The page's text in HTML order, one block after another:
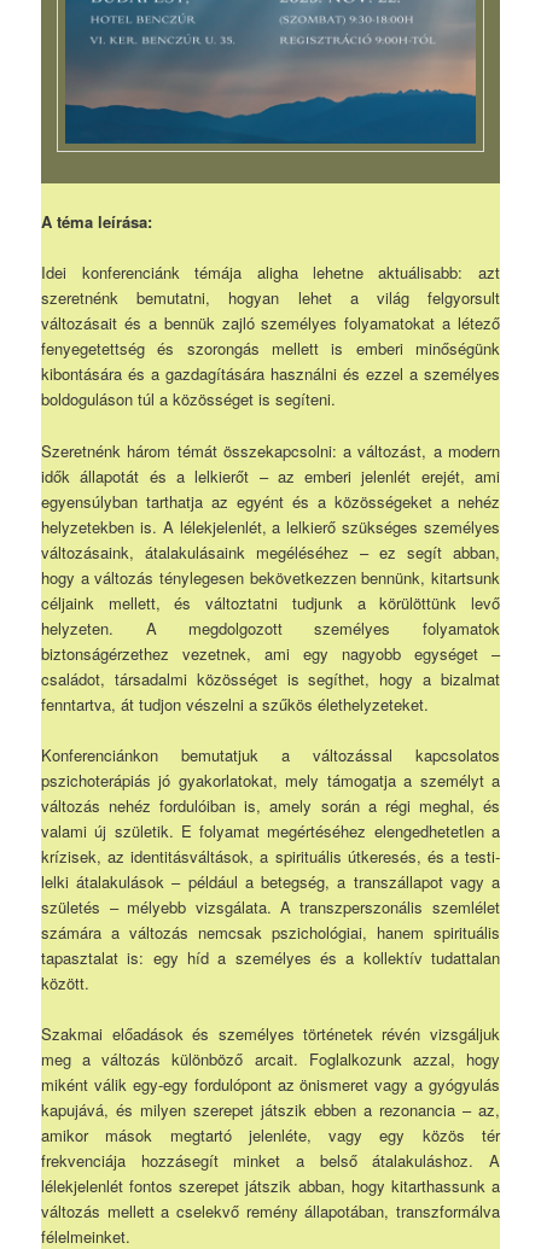
A téma leírása:
Idei konferenciánk témája aligha lehetne aktuálisabb: azt
szeretnénk bemutatni, hogyan lehet a világ felgyorsult
változásait és a bennük zajló személyes folyamatokat a létező
fenyegetettség és szorongás mellett is emberi minőségünk
kibontására és a gazdagítására használni és ezzel a személyes
boldoguláson túl a közösséget is segíteni.
Szeretnénk három témát összekapcsolni: a változást, a modern
idők állapotát és a lelkierőt – az emberi jelenlét erejét, ami
egyensúlyban tarthatja az egyént és a közösségeket a nehéz
helyzetekben is. A lélekjelenlét, a lelkierő szükséges személyes
változásaink, átalakulásaink megéléséhez – ez segít abban,
hogy a változás ténylegesen bekövetkezzen bennünk, kitartsunk
céljaink mellett, és változtatni tudjunk a körülöttünk levő
helyzeten. A megdolgozott személyes folyamatok
biztonságérzethez vezetnek, ami egy nagyobb egységet –
családot, társadalmi közösséget is segíthet, hogy a bizalmat
fenntartva, át tudjon vészelni a szűkös élethelyzeteket.
Konferenciánkon bemutatjuk a változással kapcsolatos
pszichoterápiás jó gyakorlatokat, mely támogatja a személyt a
változás nehéz fordulóiban is, amely során a régi meghal, és
valami új születik. E folyamat megértéséhez elengedhetetlen a
krízisek, az identitásváltások, a spirituális útkeresés, és a testi-
lelki átalakulások – például a betegség, a transzállapot vagy a
születés – mélyebb vizsgálata. A transzperszonális szemlélet
számára a változás nemcsak pszichológiai, hanem spirituális
tapasztalat is: egy híd a személyes és a kollektív tudattalan
között.
Szakmai előadások és személyes történetek révén vizsgáljuk
meg a változás különböző arcait. Foglalkozunk azzal, hogy
miként válik egy-egy fordulópont az önismeret vagy a gyógyulás
kapujává, és milyen szerepet játszik ebben a rezonancia – az,
amikor mások megtartó jelenléte, vagy egy közös tér
frekvenciája hozzásegít minket a belső átalakuláshoz. A
lélekjelenlét fontos szerepet játszik abban, hogy kitarthassunk a
változás mellett a cselekvő remény állapotában, transzformálva
félelmeinket.